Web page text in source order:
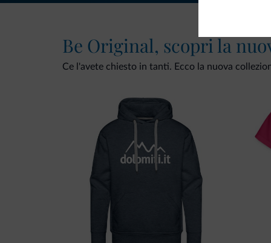
Be Original, scopri la
Ce l'avete chiesto in tanti. Ecco la nuova